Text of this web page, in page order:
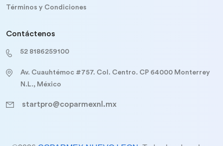
Términos y Condiciones
Contáctenos
52 8186259100
Av. Cuauhtémoc #757. Col. Centro. CP 64000 Monterrey
N.L., México
startpro@coparmexnl.mx